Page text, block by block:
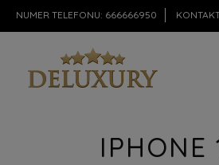
NUMER TELEFONU: 666666950
IPHONE